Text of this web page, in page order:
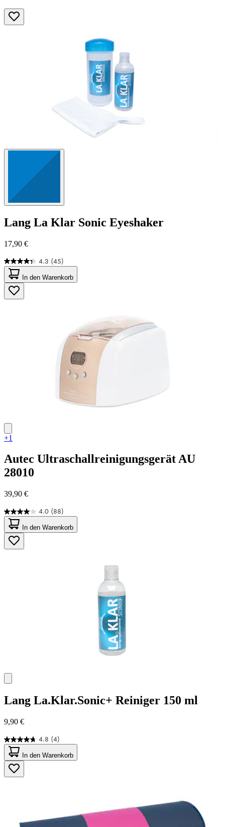
Lang La Klar Sonic Eyeshaker
17,90 €
4.3 (45)
4.3
von
5
Sternen.
45
In den Warenkorb
+1
Autec Ultraschallreinigungsgerät AU
28010
39,90 €
4.0 (88)
4.0
von
5
Sternen.
88
In den Warenkorb
Lang La.Klar.Sonic+ Reiniger 150 ml
9,90 €
4.8 (4)
4.8
von
5
Sternen.
4
In den Warenkorb